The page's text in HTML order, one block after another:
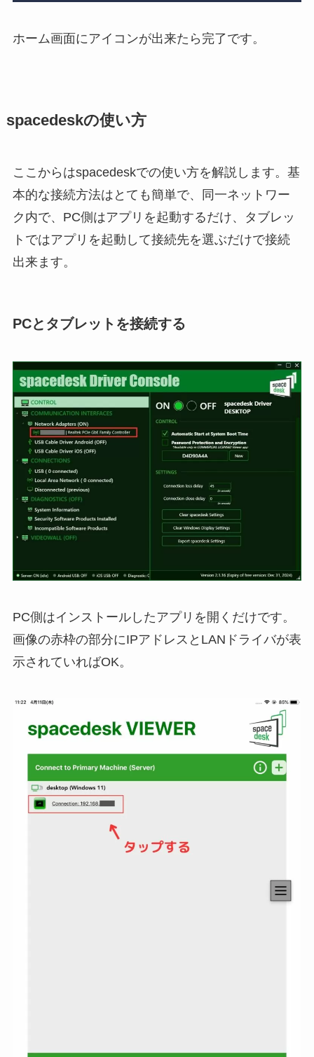
ホーム画面にアイコンが出来たら完了です。
spacedeskの使い方
ここからはspacedeskでの使い方を解説します。基
本的な接続方法はとても簡単で、同一ネットワー
ク内で、PC側はアプリを起動するだけ、タブレッ
トではアプリを起動して接続先を選ぶだけで接続
出来ます。
PCとタブレットを接続する
PC側はインストールしたアプリを開くだけです。
画像の赤枠の部分にIPアドレスとLANドライバが表
示されていればOK。